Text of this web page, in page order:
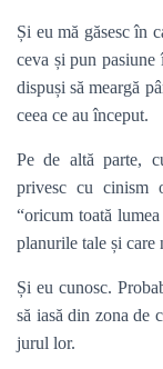
Și eu mă găsesc în
ceva și pun
dispuși să meargă
ceea ce au început.
Pe de altă parte,
privesc cu cinism
“oricum toată
planurile tale și care
Și eu cunosc.
să iasă din zona de
jurul lor.